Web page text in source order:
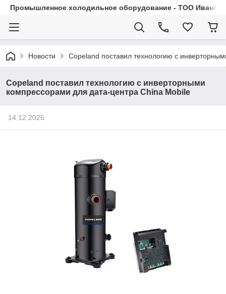
Промышленное холодильное оборудование - ТОО
Новости Copeland поставил технологию с
Copeland поставил технологию с инверторными
компрессорами для дата-центра China Mobile
14.12.2025